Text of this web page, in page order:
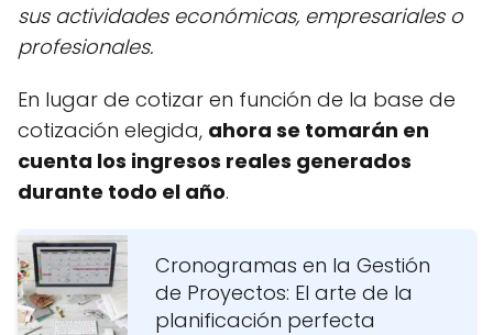
sus actividades económicas, empresariales o
profesionales.
En lugar de cotizar en función de la base de
cotización elegida, ahora se tomarán en
cuenta los ingresos reales generados
durante todo el año.
Cronogramas en la Gestión
de Proyectos: El arte de la
planificación perfecta